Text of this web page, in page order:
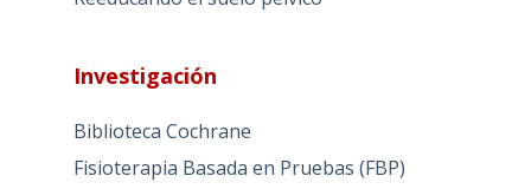
Investigación
Biblioteca Cochrane
Fisioterapia Basada en Pruebas (FBP)